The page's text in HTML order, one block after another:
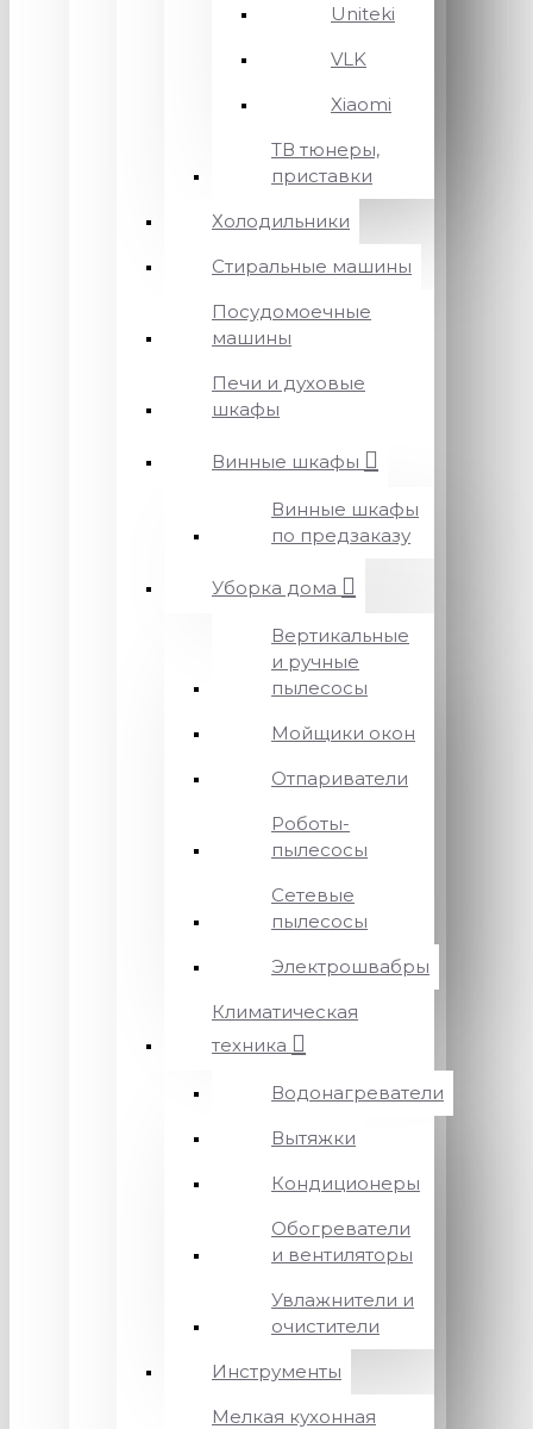
Uniteki
VLK
Xiaomi
ТВ тюнеры,
приставки
Холодильники
Стиральные машины
Посудомоечные
машины
Печи и духовые
шкафы
Винные шкафы
Винные шкафы
по предзаказу
Уборка дома
Вертикальные
и ручные
пылесосы
Мойщики окон
Отпариватели
Роботы-
пылесосы
Сетевые
пылесосы
Электрошвабры
Климатическая
техника
Водонагреватели
Вытяжки
Кондиционеры
Обогреватели
и вентиляторы
Увлажнители и
очистители
Инструменты
Мелкая кухонная